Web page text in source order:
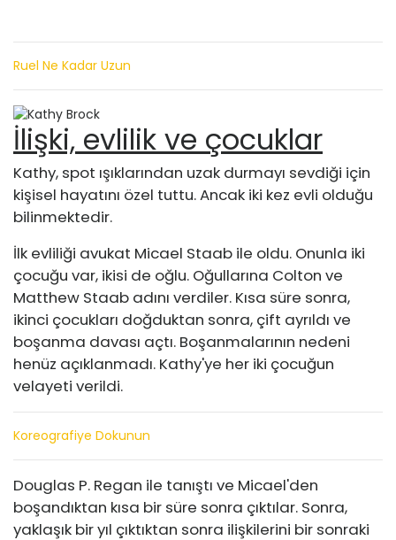
Ruel Ne Kadar Uzun
İlişki, evlilik ve çocuklar
Kathy, spot ışıklarından uzak durmayı sevdiği için
kişisel hayatını özel tuttu. Ancak iki kez evli olduğu
bilinmektedir.
İlk evliliği avukat Micael Staab ile oldu. Onunla iki
çocuğu var, ikisi de oğlu. Oğullarına Colton ve
Matthew Staab adını verdiler. Kısa süre sonra,
ikinci çocukları doğduktan sonra, çift ayrıldı ve
boşanma davası açtı. Boşanmalarının nedeni
henüz açıklanmadı. Kathy'ye her iki çocuğun
velayeti verildi.
Koreografiye Dokunun
Douglas P. Regan ile tanıştı ve Micael'den
boşandıktan kısa bir süre sonra çıktılar. Sonra,
yaklaşık bir yıl çıktıktan sonra ilişkilerini bir sonraki